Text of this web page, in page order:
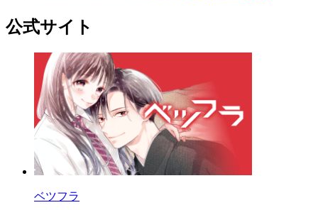
公式サイト
ベツフラ